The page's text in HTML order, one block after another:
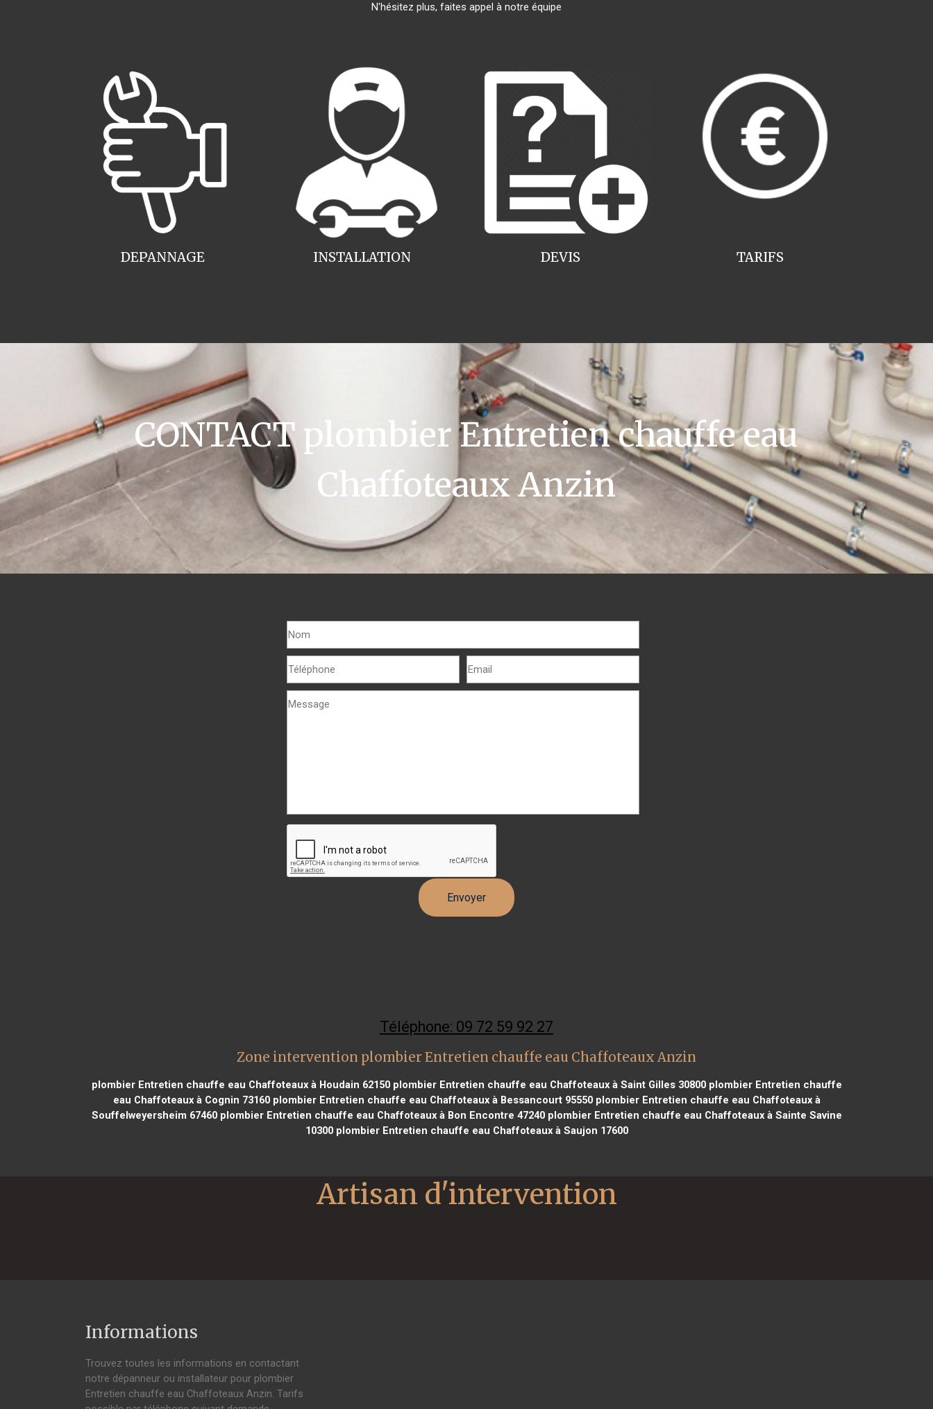
N'hésitez plus, faites appel à notre équipe
INSTALLATION
DEPANNAGE TARIFS
DEVIS
CONTACT plombier Entretien chauffe eau
Chaffoteaux Anzin
Téléphone: 09 72 59 92 27
Zone intervention plombier Entretien chauffe eau Chaffoteaux Anzin
plombier Entretien chauffe eau Chaffoteaux à Houdain 62150plombier Entretien chauffe eau Chaffoteaux à Saint Gilles 30800plombier Entretien chauffe
eau Chaffoteaux à Cognin 73160plombier Entretien chauffe eau Chaffoteaux à Bessancourt 95550plombier Entretien chauffe eau Chaffoteaux à
Souffelweyersheim 67460plombier Entretien chauffe eau Chaffoteaux à Bon Encontre 47240plombier Entretien chauffe eau Chaffoteaux à Sainte Savine
10300plombier Entretien chauffe eau Chaffoteaux à Saujon 17600
Informations
Trouvez toutes les informations en contactant
notre dépanneur ou installateur pour plombier
Entretien chauffe eau Chaffoteaux Anzin. Tarifs
Artisan d'intervention